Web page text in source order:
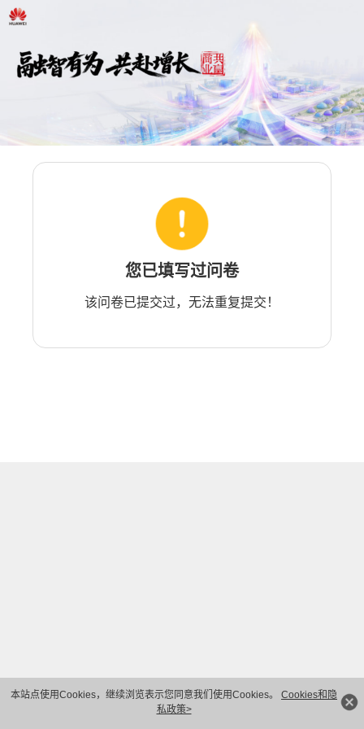
本站点使用Cookies，继续浏览表示您同意我们使用Cookies。 Cookies和隐
私政策>
您已填写过问卷
该问卷已提交过，无法重复提交！